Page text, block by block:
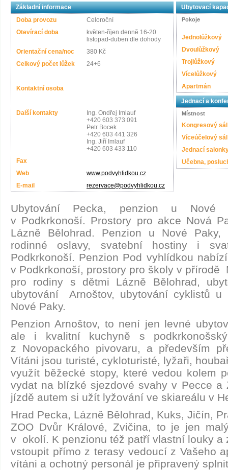
Základní informace
Doba provozu
Celoroční
Otevírací doba
květen-říjen denně 16-20
listopad-duben dle dohody
Orientační cena/noc
380 Kč
Celkový počet lůžek
24+6
Kontaktní osoba
Další kontakty
Ing. Ondřej Imlauf
+420 603 373 091
Petr Bocek
+420 603 441 326
Ing. Jiří Imlauf
+420 603 433 110
Fax
Web
www.podvyhlidkou.cz
E-mail
rezervace@podvyhlidkou.cz
Ubytovací
Pokoje
Jednolůžkový
Dvoulůžkový
Trojlůžkový
Vícelůžkový
Apartmán
Jednací a
Místnost
Kongresový sál
Víceúčelový sál
Jednací
Učebna,
Ubytování Pecka, penzion u Nové
v Podkrkonoší. Prostory pro akce Nová
Lázně Bělohrad. Penzion u Nové Paky,
rodinné oslavy, svatební hostiny i
Podkrkonoší. Penzion Pod vyhlídkou
v Podkrkonoší, prostory pro školy v přírodě
pro rodiny s dětmi Lázně Bělohrad,
ubytování Arnoštov, ubytování cyklistů u
Nové Paky.
Penzion Arnoštov, to není jen levné
ale i kvalitní kuchyně s
z Novopackého pivovaru, a především
Vítáni jsou turisté, cykloturisté, lyžaři,
využít běžecké stopy, které vedou kolem
vydat na blízké sjezdové svahy v Pecce a
jízdě autem si užít lyžování ve skiareálu v
Hrad Pecka, Lázně Bělohrad, Kuks, Jičín,
ZOO Dvůr Králové, Zvičina, to je jen
v okolí. K penzionu též patří vlastní louky a
vstoupit přímo z terasy vedoucí z Vašeho
vítáni a ochotný personál je připravený